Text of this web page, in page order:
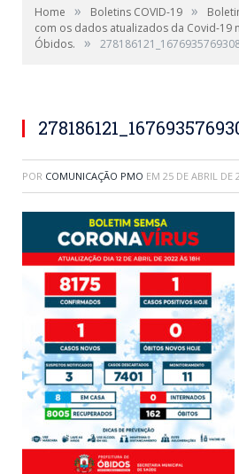
Home » Boletins COVID-19 »
com os dados atualizados da Covid-19
Óbidos.
»
POR COMUNICAÇÃO PMO EM 25 DE ABRIL DE